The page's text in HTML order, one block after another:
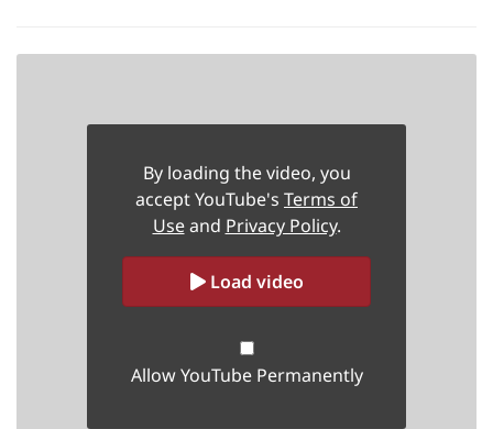
By loading the video, you
accept YouTube's Terms of
Useand Privacy Policy.
Load video
Allow YouTube Permanently